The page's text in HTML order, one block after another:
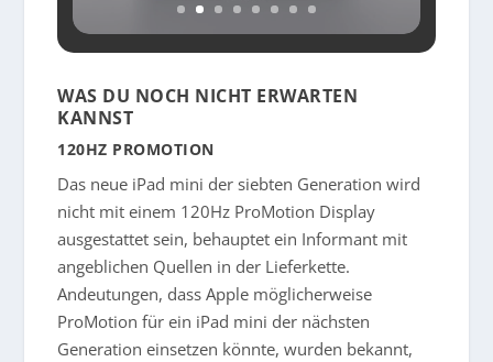
WAS DU NOCH NICHT ERWARTEN
KANNST
120HZ PROMOTION
Das neue iPad mini der siebten Generation wird
nicht mit einem 120Hz ProMotion Display
ausgestattet sein, behauptet ein Informant mit
angeblichen Quellen in der Lieferkette.
Andeutungen, dass Apple möglicherweise
ProMotion für ein iPad mini der nächsten
Generation einsetzen könnte, wurden bekannt,